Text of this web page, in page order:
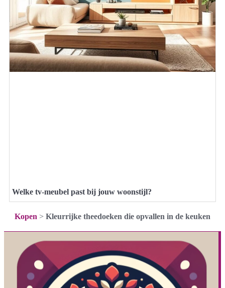
Welke tv-meubel past bij jouw woonstijl?
Kopen > Kleurrijke theedoeken die opvallen in de keuken